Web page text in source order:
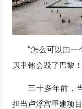
“怎么可以由一
贝聿铭会毁了巴黎
三十多年前，
担当卢浮宫重建项